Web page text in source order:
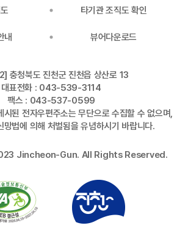
타기관 조직도 확인
내 뷰어다운로드
충청북도 진천군 진천읍 상산로 13
대표전화 : 043-539-3114
팩스 : 043-537-0599
시된 전자우편주소는 무단으로 수집할 수 없으며,
망법에 의해 처벌됨을 유념하시기 바랍니다.
Jincheon-Gun. All Rights Reserved.